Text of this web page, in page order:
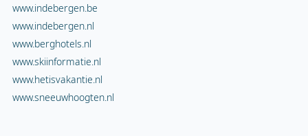
www.indebergen.be
www.indebergen.nl
www.berghotels.nl
www.skiinformatie.nl
www.hetisvakantie.nl
www.sneeuwhoogten.nl